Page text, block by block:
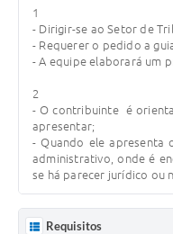
1
- Dirigir-se ao Setor de
- Requerer o pedido a
- A equipe elaborará um
2
- O contribuinte é
apresentar;
- Quando ele apresenta
administrativo, onde é
se há parecer jurídico ou
Requisitos